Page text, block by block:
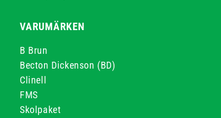
VARUMÄRKEN
B Brun
Becton Dickenson (BD)
Clinell
FMS
Skolpaket